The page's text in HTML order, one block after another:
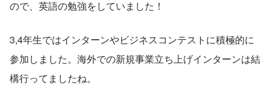
ので、英語の勉強をしていました！
3,4年生ではインターンやビジネスコンテストに積極的に
参加しました。海外での新規事業立ち上げインターンは結
構行ってましたね。